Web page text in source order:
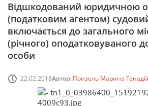
Відшкодований юридичною
(податковим агентом)
включається до загального
(річного) оподатковуваного
особи
22.02.2018Автор: Понзель Марина